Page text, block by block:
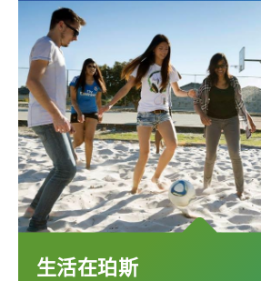
生活在珀斯